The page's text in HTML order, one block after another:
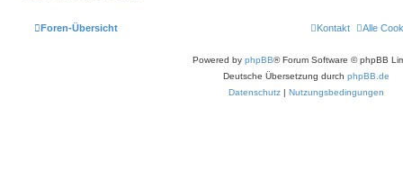
Foren-Übersicht Alle
Kontakt
Powered by phpBB® Forum Software © phpBB
Deutsche Übersetzung durch phpBB.de
Datenschutz | Nutzungsbedingungen